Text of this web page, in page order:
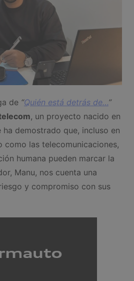
de “Quién está detrás de…”
, un proyecto nacido en
ha demostrado que, incluso en
como las telecomunicaciones,
humana pueden marcar la
Manu, nos cuenta una
y compromiso con sus